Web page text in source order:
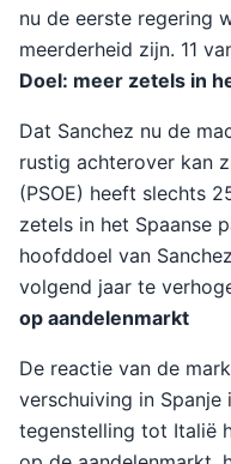
nu de eerste regering
meerderheid zijn. 11
Doel: meer zetels in
Dat Sanchez nu de
rustig achterover kan
(PSOE) heeft slechts
zetels in het Spaanse
hoofddoel van
volgend jaar te
op aandelenmarkt
De reactie van de
verschuiving in Spanje
tegenstelling tot Italië